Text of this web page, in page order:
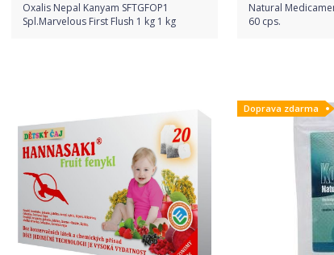
Oxalis Nepal Kanyam SFTGFOP1
Spl.Marvelous First Flush 1 kg 1 kg
Natural
60 cps.
Doprava zdarma